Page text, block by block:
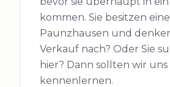
kommen. Sie besitzen
Paunzhausen und
Verkauf nach? Oder Sie
hier? Dann sollten wir uns
kennenlernen.